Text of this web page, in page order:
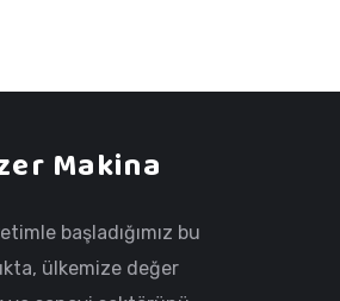
Makina
başladığımız bu
ülkemize değer